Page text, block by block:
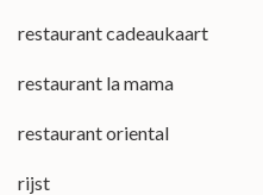
restaurant cadeaukaart
restaurant la mama
restaurant oriental
rijst